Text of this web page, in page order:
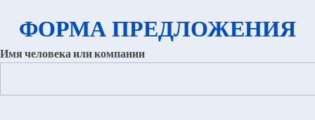
ФОРМА ПРЕДЛОЖЕНИЯ
Имя человека или компании